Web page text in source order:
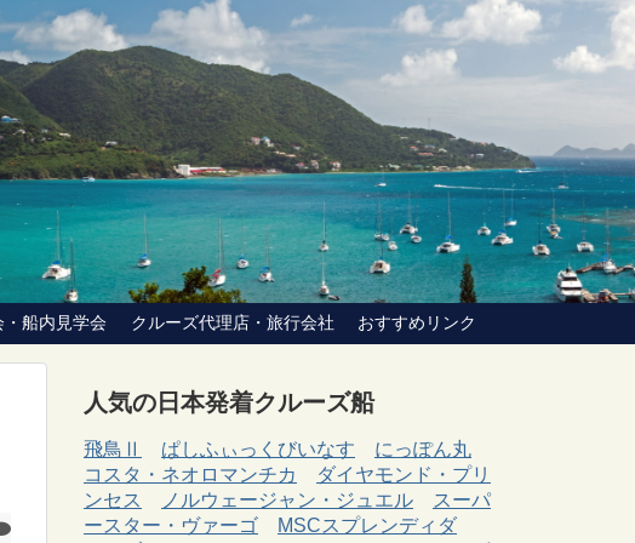
・船内見学会 クルーズ代理店・旅行会社 おすすめリンク
人気の日本発着クルーズ船
飛鳥Ⅱ ぱしふぃっくびいなす
にっぽん丸
コスタ・ネオロマンチカ
ダイヤモンド・プリ
ンセス
ノルウェージャン・ジュエル
スーパ
ースター・ヴァーゴ
MSCスプレンディダ